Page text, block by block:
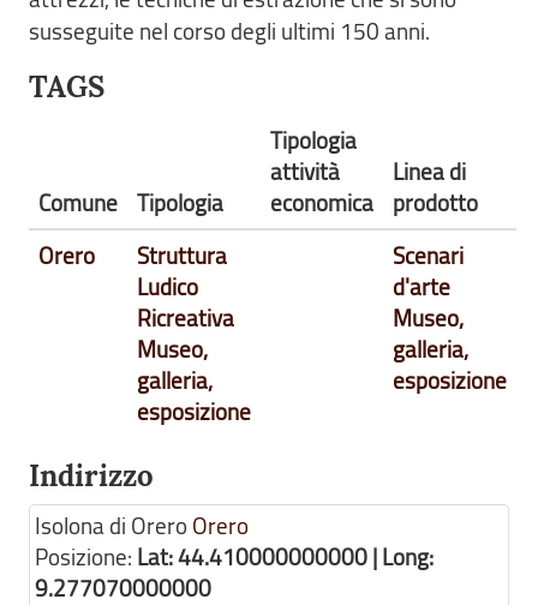
susseguite nel corso degli ultimi 150 anni.
TAGS
Comune Tipologia
Tipologia
attività
economica
Linea di
prodotto
Orero
Struttura
Ludico
Ricreativa
Museo,
galleria,
esposizione
Scenari
d'arte
Museo,
galleria,
esposizione
Indirizzo
Isolona di Orero Orero
Posizione: Lat: 44.410000000000 | Long:
9.277070000000